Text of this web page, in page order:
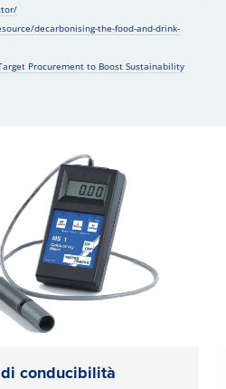
decarbonising-the-food-and-drink-
Procurement to Boost Sustainability
conducibilità